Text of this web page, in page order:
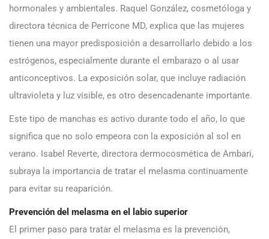
hormonales y ambientales. Raquel González, cosmetóloga y
directora técnica de Perricone MD, explica que las mujeres
tienen una mayor predisposición a desarrollarlo debido a los
estrógenos, especialmente durante el embarazo o al usar
anticonceptivos. La exposición solar, que incluye radiación
ultravioleta y luz visible, es otro desencadenante importante.
Este tipo de manchas es activo durante todo el año, lo que
significa que no solo empeora con la exposición al sol en
verano. Isabel Reverte, directora dermocosmética de Ambari,
subraya la importancia de tratar el melasma continuamente
para evitar su reaparición.
Prevención del melasma en el labio superior
El primer paso para tratar el melasma es la prevención,